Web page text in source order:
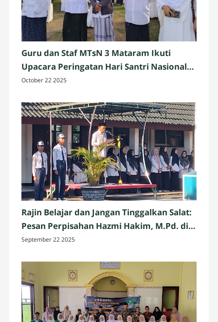
Guru dan Staf MTsN 3 Mataram Ikuti
Upacara Peringatan Hari Santri Nasional
2025 di Penujak, Lombok Tengah
October 22 2025
Rajin Belajar dan Jangan Tinggalkan Salat:
Pesan Perpisahan Hazmi Hakim, M.Pd. di
MTsN 3 Mataram
September 22 2025